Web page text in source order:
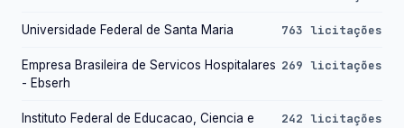
Universidade Federal de Santa Maria 763 licitações
Empresa Brasileira de Servicos Hospitalares
- Ebserh
269 licitações
Instituto Federal de Educacao, Ciencia e
242 licitações